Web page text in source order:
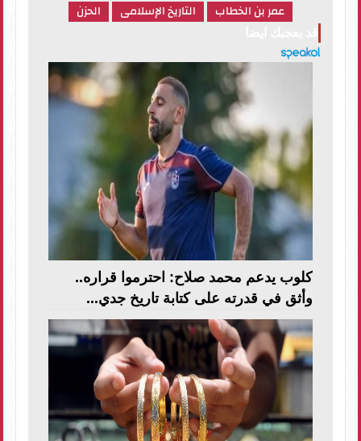
عمر بن الخطاب التاريخ الإسلامى الحزن
كلوب يدعم محمد صلاح: احترموا قراره..
وأثق في قدرته على كتابة تاريخ جدي...